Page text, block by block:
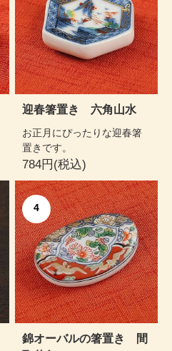
迎春箸置き 六角山水
お正月にぴったりな迎春箸
置きです。
784円(税込)
4
錦オーバルの箸置き 間